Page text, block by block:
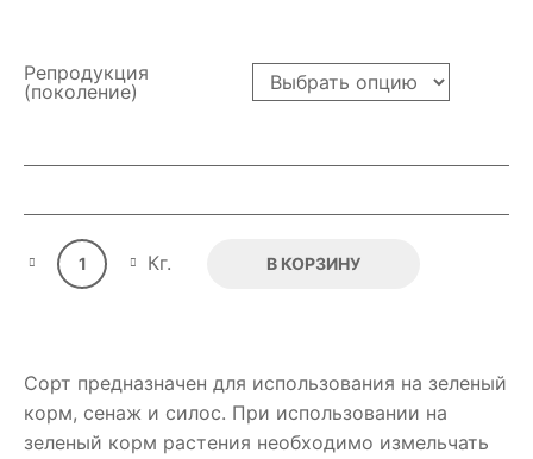
Репродукция
(поколение)
Quantity Кг. В КОРЗИНУ
Сорт предназначен для использования на зеленый
корм, сенаж и силос. При использовании на
зеленый корм растения необходимо измельчать